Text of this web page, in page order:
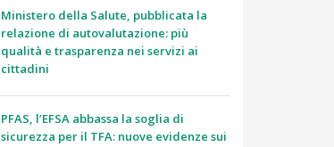
Ministero della Salute, pubblicata la
relazione di autovalutazione: più
qualità e trasparenza nei servizi ai
cittadini
PFAS, l’EFSA abbassa la soglia di
sicurezza per il TFA: nuove evidenze sui